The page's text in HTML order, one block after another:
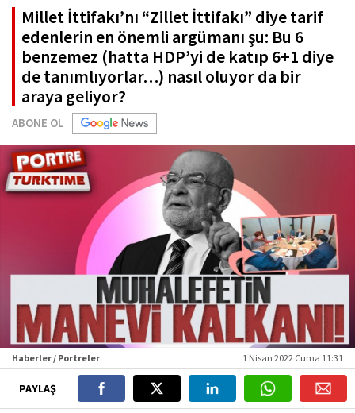
Millet İttifakı’nı “Zillet İttifakı” diye tarif
edenlerin en önemli argümanı şu: Bu 6
benzemez (hatta HDP’yi de katıp 6+1 diye
de tanımlıyorlar…) nasıl oluyor da bir
araya geliyor?
ABONE OL
Haberler / Portreler 1 Nisan 2022 Cuma 11:31
PAYLAŞ